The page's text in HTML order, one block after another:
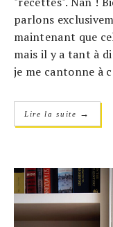
parlons
maintenant que
mais il y a tant à
je me cantonne à
Lire la suite →